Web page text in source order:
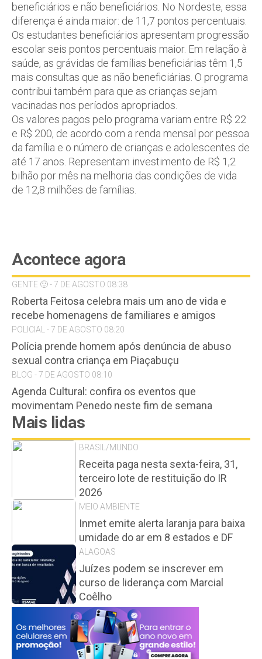
beneficiários e não beneficiários. No Nordeste, essa
diferença é ainda maior: de 11,7 pontos percentuais.
Os estudantes beneficiários apresentam progressão
escolar seis pontos percentuais maior. Em relação à
saúde, as grávidas de famílias beneficiárias têm 1,5
mais consultas que as não beneficiárias. O programa
contribui também para que as crianças sejam
vacinadas nos períodos apropriados.
Os valores pagos pelo programa variam entre R$ 22
e R$ 200, de acordo com a renda mensal por pessoa
da família e o número de crianças e adolescentes de
até 17 anos. Representam investimento de R$ 1,2
bilhão por mês na melhoria das condições de vida
de 12,8 milhões de famílias.
Acontece agora
GENTE 🙂 - 7 DE AGOSTO 08:38
Roberta Feitosa celebra mais um ano de vida e
recebe homenagens de familiares e amigos
POLICIAL - 7 DE AGOSTO 08:20
Polícia prende homem após denúncia de abuso
sexual contra criança em Piaçabuçu
BLOG - 7 DE AGOSTO 08:10
Agenda Cultural: confira os eventos que
movimentam Penedo neste fim de semana
Mais lidas
BRASIL/MUNDO
Receita paga nesta sexta-feira, 31,
terceiro lote de restituição do IR
2026
MEIO AMBIENTE
Inmet emite alerta laranja para baixa
umidade do ar em 8 estados e DF
ALAGOAS
Juízes podem se inscrever em
curso de liderança com Marcial
Coêlho